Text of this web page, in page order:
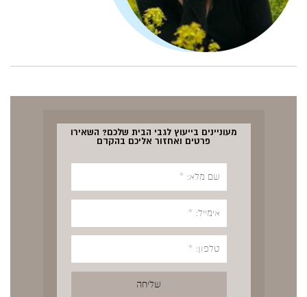
מעוניינים בייעוץ לגבי הבית שלכם? השאירו
פרטים ואחזור אליכם בהקדם